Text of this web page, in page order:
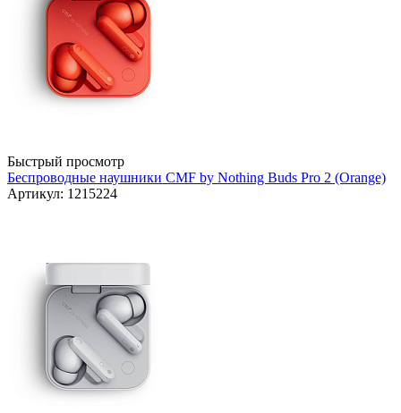
Быстрый просмотр
Беспроводные наушники CMF by Nothing Buds Pro 2 (Orange)
Артикул: 1215224